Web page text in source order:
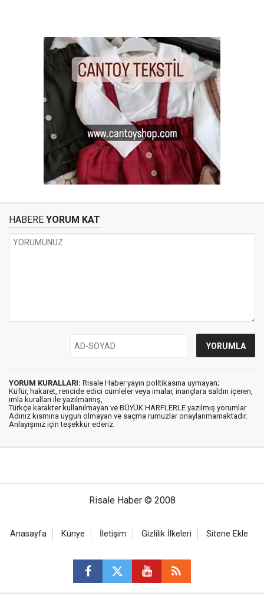
HABERE YORUM KAT
YORUM KURALLARI: Risale Haber yayın politikasına uymayan;
Küfür, hakaret, rencide edici cümleler veya imalar, inançlara saldırı içeren,
imla kuralları ile yazılmamış,
Türkçe karakter kullanılmayan ve BÜYÜK HARFLERLE yazılmış yorumlar
Adınız kısmına uygun olmayan ve saçma rumuzlar onaylanmamaktadır.
Anlayışınız için teşekkür ederiz.
Risale Haber © 2008
Anasayfa Künye İletişim Gizlilik İlkeleri Sitene Ekle